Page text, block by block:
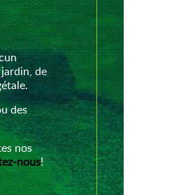
de
des
nos
nous!